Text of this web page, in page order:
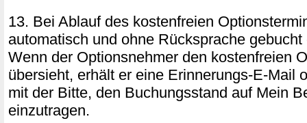
13. Bei Ablauf des kostenfreien
automatisch und ohne Rücksprache
Wenn der Optionsnehmer den kostenfreien
übersieht, erhält er eine Erinnerungs-E-Mail
mit der Bitte, den Buchungsstand auf Mein
einzutragen.